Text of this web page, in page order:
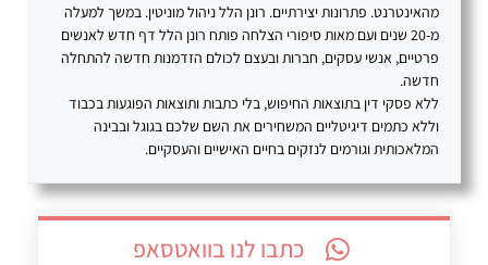
מהאינטרנט. פתרונות יצירתיים. רונן הלל ניהול מוניטין. במשך למעלה
מ-20 שנים ועם מאות סיפורי הצלחה פותח רונן הלל דף חדש לאנשים
פרטיים, אנשי עסקים, חברות ובעצם לכולם הזדמנות חדשה להתחלה
חדשה.
ללא פסקי דין בתוצאות החיפוש, בלי כתבות ותוצאות הפוגעות בכבוד
וללא כתמים דיגיטליים המשחירים את השם שלכם בגוגל ובבינה
המלאכותית וגורמים לנזקים בחיים האישיים והעסקיים.
כתבו לנו בוואטסאפ